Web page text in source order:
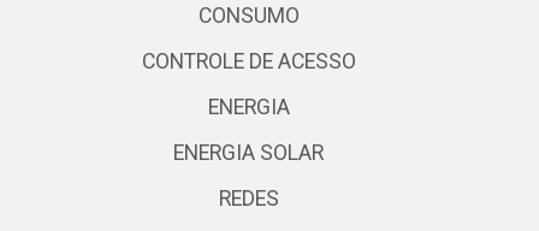
CONSUMO
CONTROLE DE ACESSO
ENERGIA
ENERGIA SOLAR
REDES